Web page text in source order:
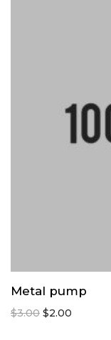
Metal pump
$3.00 Original
$2.00